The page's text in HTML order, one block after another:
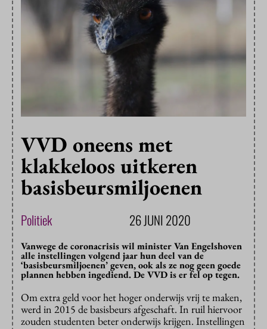
VVD oneens met
klakkeloos uitkeren
basisbeursmiljoenen
Politiek 26 JUNI 2020
Vanwege de coronacrisis wil minister Van Engelshoven
alle instellingen volgend jaar hun deel van de
‘basisbeursmiljoenen’ geven, ook als ze nog geen goede
plannen hebben ingediend. De VVD is er fel op tegen.
Om extra geld voor het hoger onderwijs vrij te maken,
werd in 2015 de basisbeurs afgeschaft. In ruil hiervoor
zouden studenten beter onderwijs krijgen. Instellingen